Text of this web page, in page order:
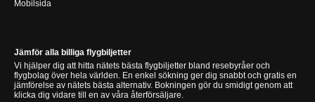
Mobilsida
Jämför alla billiga flygbiljetter
Vi hjälper dig att hitta nätets bästa flygbiljetter bland resebyråer och
flygbolag över hela världen. En enkel sökning ger dig snabbt och gratis en
jämförelse av nätets bästa alternativ. Bokningen gör du smidigt genom att
klicka dig vidare till en av våra återförsäljare.